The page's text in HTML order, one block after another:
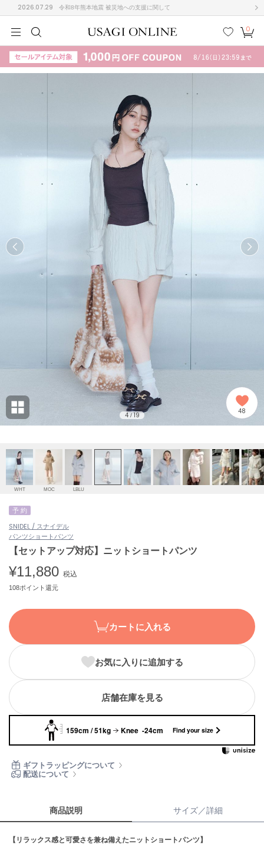
2026.07.29 令和8年熊本地震 被災地への支援に関して
検索
お気
に入
カー
ト
0
KIDSBABYBEAUTYLIFE STYLE
(708)
ョン雑貨 (849)
/ランジェリー (127)
ェア (124)
(121)
KIDSBABYBEAUTYLIFE STYLE
F G
M N
R S T U
X
その
他
ACYM
アシーム
adidas by Stella McCartney
アディダス バイ ステラマッカートニー
Ame no chi Hare
アメノチハレ
アモマ
ánuans
アニュアンス
ànuke
アンヌーク
ASICS
アシックス
バンドリヤー
バブアー
Beyond Closet
ビヨンドクローゼット
セロン
4/19 48
WHT MOC LBLU
予 約
SNIDEL / スナイデル
パンツショートパンツ
【セットアップ対応】ニットショートパンツ
¥11,880 税込
108ポイント還元
カートに入れる
お気に入りに追加する
店舗在庫を見る
159cm / 51kg Knee -24cm Find your size
ギフトラッピングについて
配送について
商品説明 サイズ／詳細
【リラックス感と可愛さを兼ね備えたニットショートパンツ】